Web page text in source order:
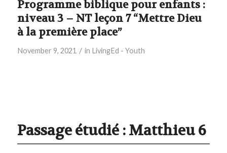
Programme biblique pour enfants :
niveau 3 – NT leçon 7 “Mettre Dieu
à la première place”
November 9, 2021 / in LivingEd - Youth
Passage étudié :Matthieu 6